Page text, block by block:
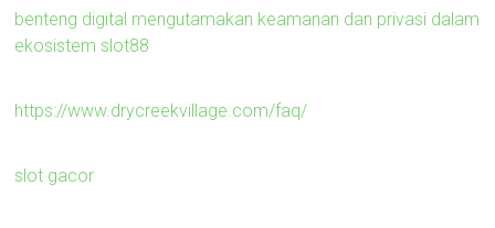
benteng digital mengutamakan keamanan dan privasi dalam
ekosistem slot88
https://www.drycreekvillage.com/faq/
slot gacor